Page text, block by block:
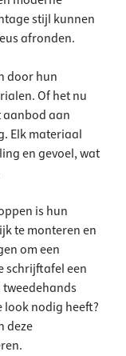
stijl kunnen
afronden.
door hun
Of het nu
aanbod aan
Elk materiaal
en gevoel, wat
is hun
te monteren en
om een
schrijftafel een
tweedehands
look nodig heeft?
deze